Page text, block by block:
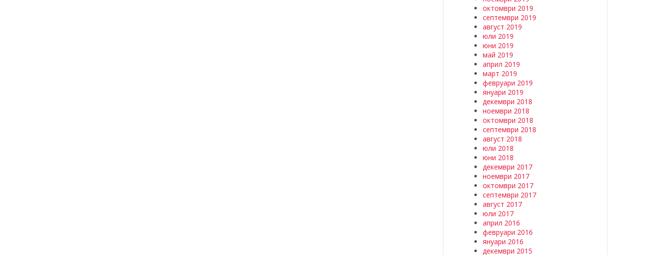
октомври 2019
септември 2019
август 2019
юли 2019
юни 2019
май 2019
април 2019
март 2019
февруари 2019
януари 2019
декември 2018
ноември 2018
октомври 2018
септември 2018
август 2018
юли 2018
юни 2018
декември 2017
ноември 2017
октомври 2017
септември 2017
август 2017
юли 2017
април 2016
февруари 2016
януари 2016
декември 2015